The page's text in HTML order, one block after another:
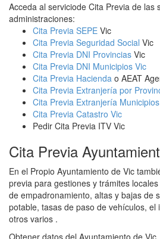
Acceda al serviciode Cita Previa de las
administraciones:
Cita Previa SEPE Vic
Cita Previa Seguridad Social Vic
Cita Previa DNI Provincias Vic
Cita Previa DNI Municipios Vic
Cita Previa Hacienda o AEAT
Cita Previa Extranjería por
Cita Previa Extranjería
Cita Previa Catastro Vic
Pedir Cita Previa ITV Vic
Cita Previa
En el Propio Ayuntamiento de Vic
previa para gestiones y trámites
de empadronamiento, altas y bajas de
potable, tasas de paso de vehículos, el
otros varios .